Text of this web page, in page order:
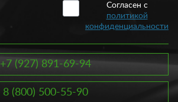
Согласен с
политикой
конфиденциальности
+7 (927) 891-69-94
8 (800) 500-55-90